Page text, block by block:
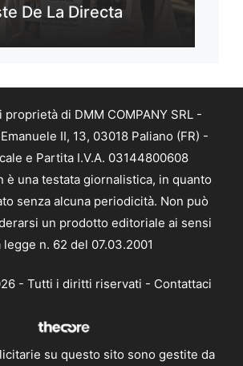
De La Directa
di DMM COMPANY SRL -
II, 13, 03018 Paliano (FR) -
e Partita I.V.A. 03144800608
è una testata giornalistica, in quanto
senza alcuna periodicità. Non può
un prodotto editoriale ai sensi
legge n. 62 del 07.03.2001
- Tutti i diritti riservati - Contattaci
su questo sito sono gestite da